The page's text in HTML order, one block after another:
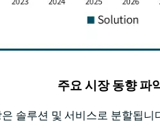
주요 시장 동향 파
솔루션 및 서비스로 분할됩니